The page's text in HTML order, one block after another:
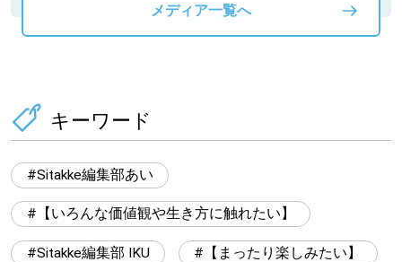
メディア一覧へ
キーワード
Sitakke編集部あい
【いろんな価値観や生き方に触れたい】
Sitakke編集部 IKU 【まったり楽しみたい】